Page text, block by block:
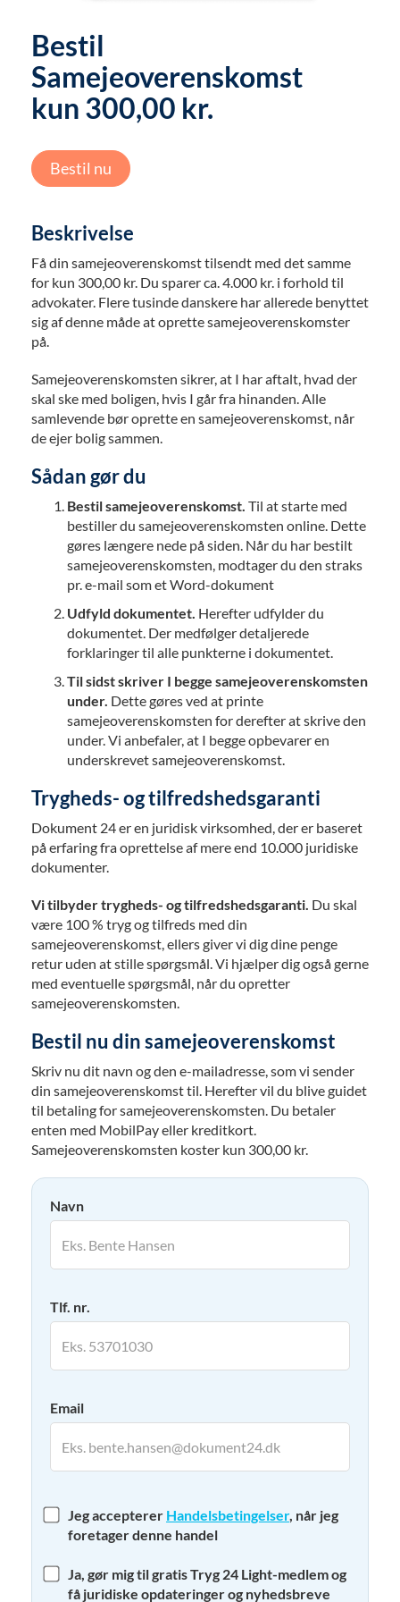
Bestil
Samejeoverenskomst
kun 300,00 kr.
Bestil nu
Beskrivelse
Få din samejeoverenskomst tilsendt med det samme
for kun 300,00 kr. Du sparer ca. 4.000 kr. i forhold til
advokater. Flere tusinde danskere har allerede benyttet
sig af denne måde at oprette samejeoverenskomster
på.
Samejeoverenskomsten sikrer, at I har aftalt, hvad der
skal ske med boligen, hvis I går fra hinanden. Alle
samlevende bør oprette en samejeoverenskomst, når
de ejer bolig sammen.
Sådan gør du
Bestil samejeoverenskomst. Til at starte med
bestiller du samejeoverenskomsten online. Dette
gøres længere nede på siden. Når du har bestilt
samejeoverenskomsten, modtager du den straks
pr. e-mail som et Word-dokument
Udfyld dokumentet. Herefter udfylder du
dokumentet. Der medfølger detaljerede
forklaringer til alle punkterne i dokumentet.
Til sidst skriver I begge samejeoverenskomsten
under. Dette gøres ved at printe
samejeoverenskomsten for derefter at skrive den
under. Vi anbefaler, at I begge opbevarer en
underskrevet samejeoverenskomst.
Trygheds- og tilfredshedsgaranti
Dokument 24 er en juridisk virksomhed, der er baseret
på erfaring fra oprettelse af mere end 10.000 juridiske
dokumenter.
Vi tilbyder trygheds- og tilfredshedsgaranti. Du skal
være 100 % tryg og tilfreds med din
samejeoverenskomst, ellers giver vi dig dine penge
retur uden at stille spørgsmål. Vi hjælper dig også gerne
med eventuelle spørgsmål, når du opretter
samejeoverenskomsten.
Bestil nu din samejeoverenskomst
Skriv nu dit navn og den e-mailadresse, som vi sender
din samejeoverenskomst til. Herefter vil du blive guidet
til betaling for samejeoverenskomsten. Du betaler
enten med MobilPay eller kreditkort.
Samejeoverenskomsten koster kun 300,00 kr.
Navn
Tlf. nr.
Email
Jeg accepterer Handelsbetingelser, når jeg
foretager denne handel
Ja, gør mig til gratis Tryg 24 Light-medlem og
få juridiske opdateringer og nyhedsbreve